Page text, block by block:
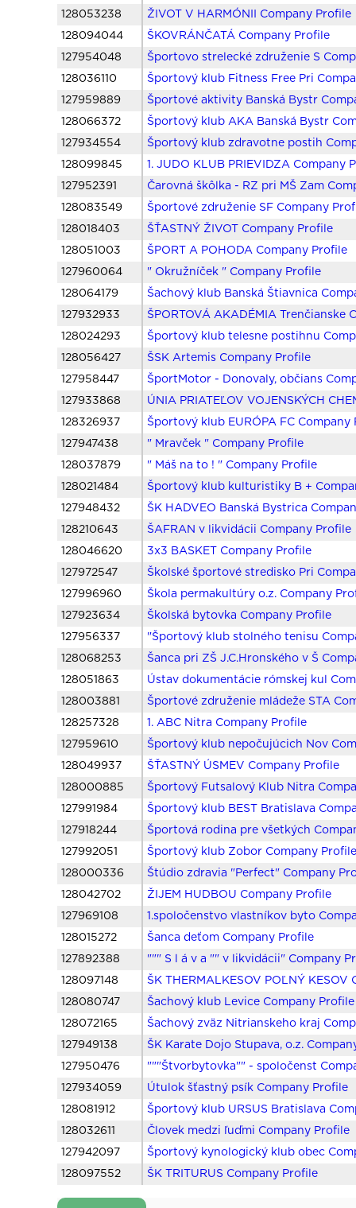
128053238
ŽIVOT V HARMÓNII Company Profile
128094044
ŠKOVRÁNČATÁ Company Profile
127954048
Športovo strelecké združenie S
128036110
Športový klub Fitness Free Pri
127959889
Športové aktivity Banská Bystr
128066372
Športový klub AKA Banská Bystr
127934554
Športový klub zdravotne postih
128099845
1. JUDO KLUB PRIEVIDZA Company
127952391
Čarovná škôlka - RZ pri MŠ Zam
128083549
Športové združenie SF Company
128018403
ŠŤASTNÝ ŽIVOT Company Profile
128051003
ŠPORT A POHODA Company Profile
127960064
" Okružníček " Company Profile
128064179
Šachový klub Banská Štiavnica
127932933
ŠPORTOVÁ AKADÉMIA Trenčianske
128024293
Športový klub telesne postihnu
128056427
ŠSK Artemis Company Profile
127958447
ŠportMotor - Donovaly, občians
127933868
ÚNIA PRIATEĽOV VOJENSKÝCH
128326937
Športový klub EURÓPA FC Company
127947438
" Mravček " Company Profile
128037879
" Máš na to ! " Company Profile
128021484
Športový klub kulturistiky B +
127948432
ŠK HADVEO Banská Bystrica
128210643
ŠAFRAN v likvidácii Company Profile
128046620
3x3 BASKET Company Profile
127972547
Školské športové stredisko Pri
127996960
Škola permakultúry o.z. Company
127923634
Školská bytovka Company Profile
127956337
"Športový klub stolného tenisu
128068253
Šanca pri ZŠ J.C.Hronského v Š
128051863
Ústav dokumentácie rómskej kul
128003881
Športové združenie mládeže STA
128257328
1. ABC Nitra Company Profile
127959610
Športový klub nepočujúcich Nov
128049937
ŠŤASTNÝ ÚSMEV Company Profile
128000885
Športový Futsalový Klub Nitra
127991984
Športový klub BEST Bratislava
127918244
Športová rodina pre všetkých
127992051
Športový klub Zobor Company
128000336
Štúdio zdravia "Perfect" Company
128042702
ŽIJEM HUDBOU Company Profile
127969108
1.spoločenstvo vlastníkov byto
128015272
Šanca deťom Company Profile
127892388
""" S l á v a "" v likvidácii" Company
128097148
ŠK THERMALKESOV POĽNÝ KESOV
128080747
Šachový klub Levice Company Profile
128072165
Šachový zväz Nitrianskeho kraj
127949138
ŠK Karate Dojo Stupava, o.z.
127950476
"""Štvorbytovka"" - spoločenst
127934059
Útulok šťastný psík Company Profile
128081912
Športový klub URSUS Bratislava
128032611
Človek medzi ľuďmi Company Profile
127942097
Športový kynologický klub obec
128097552
ŠK TRITURUS Company Profile